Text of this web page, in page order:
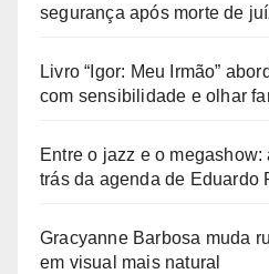
segurança após morte de
Livro “Igor: Meu Irmão”
com sensibilidade e olhar
Entre o jazz e o
trás da agenda de Eduardo
Gracyanne Barbosa muda
em visual mais natural